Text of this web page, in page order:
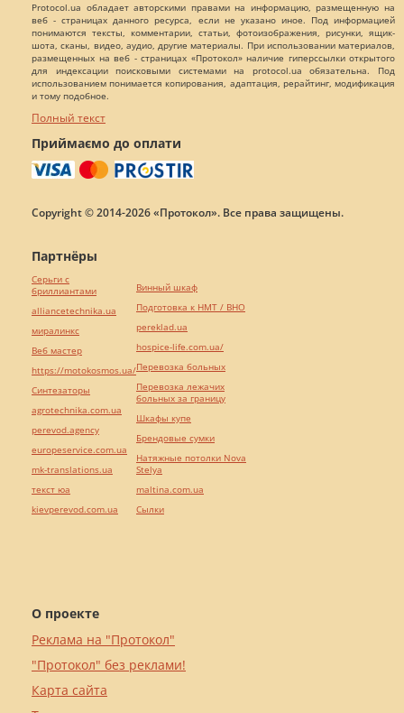
Protocol.ua обладает авторскими правами на информацию, размещенную на
веб - страницах данного ресурса, если не указано иное. Под информацией
понимаются тексты, комментарии, статьи, фотоизображения, рисунки, ящик-
шота, сканы, видео, аудио, другие материалы. При использовании материалов,
размещенных на веб - страницах «Протокол» наличие гиперссылки открытого
для индексации поисковыми системами на protocol.ua обязательна. Под
использованием понимается копирования, адаптация, рерайтинг, модификация
и тому подобное.
Полный текст
Приймаємо до оплати
Copyright © 2014-2026 «Протокол». Все права защищены.
О проекте
Реклама на "Протокол"
"Протокол" без реклами!
Карта сайта
Партнёры
Серьги с
бриллиантами
alliancetechnika.ua
миралинкс
Веб мастер
https://motokosmos.ua/
Синтезаторы
agrotechnika.com.ua
perevod.agency
europeservice.com.ua
mk-translations.ua
текст юа
kievperevod.com.ua
Винный шкаф
Подготовка к НМТ / ВНО
pereklad.ua
hospice-life.com.ua/
Перевозка больных
Перевозка лежачих
больных за границу
Шкафы купе
Брендовые сумки
Натяжные потолки Nova
Stelya
maltina.com.ua
Cылки